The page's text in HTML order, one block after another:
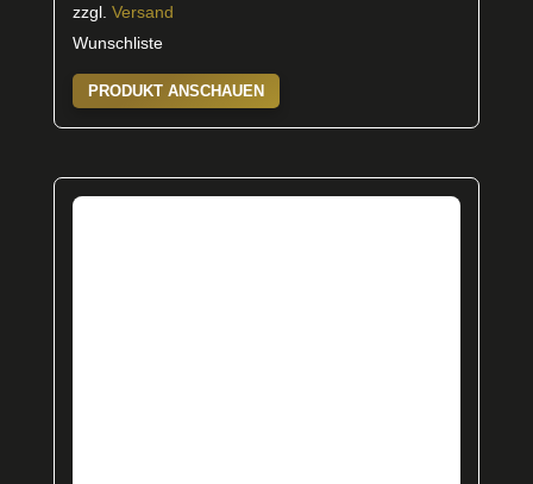
zzgl. Versand
Wunschliste
PRODUKT ANSCHAUEN